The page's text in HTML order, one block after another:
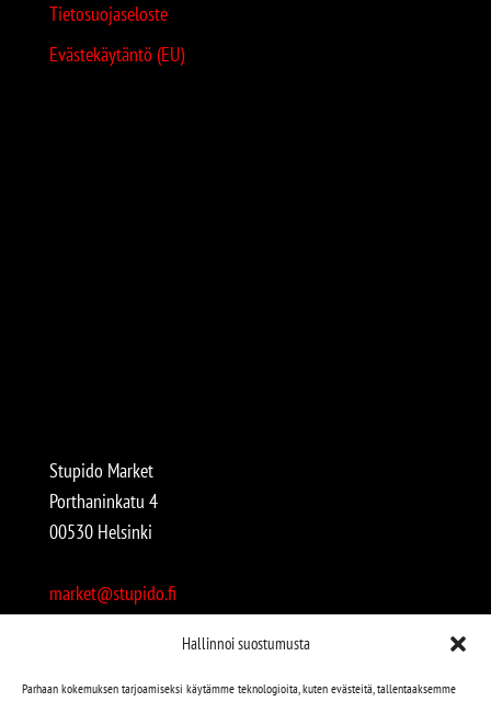
Hallinnoi suostumusta
Parhaan kokemuksen tarjoamiseksi käytämme teknologioita, kuten evästeitä, tallentaaksemme
Tietosuojaseloste
Evästekäytäntö (EU)
Stupido Market
Porthaninkatu 4
00530 Helsinki
market@stupido.fi
Avoinna: